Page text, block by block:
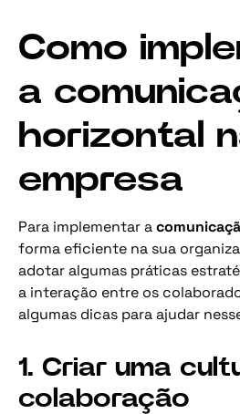
Como
a
horizontal
empresa
Para implementar a
forma eficiente na sua
adotar algumas práticas
a interação entre os
algumas dicas para ajudar
1. Criar uma
colaboração